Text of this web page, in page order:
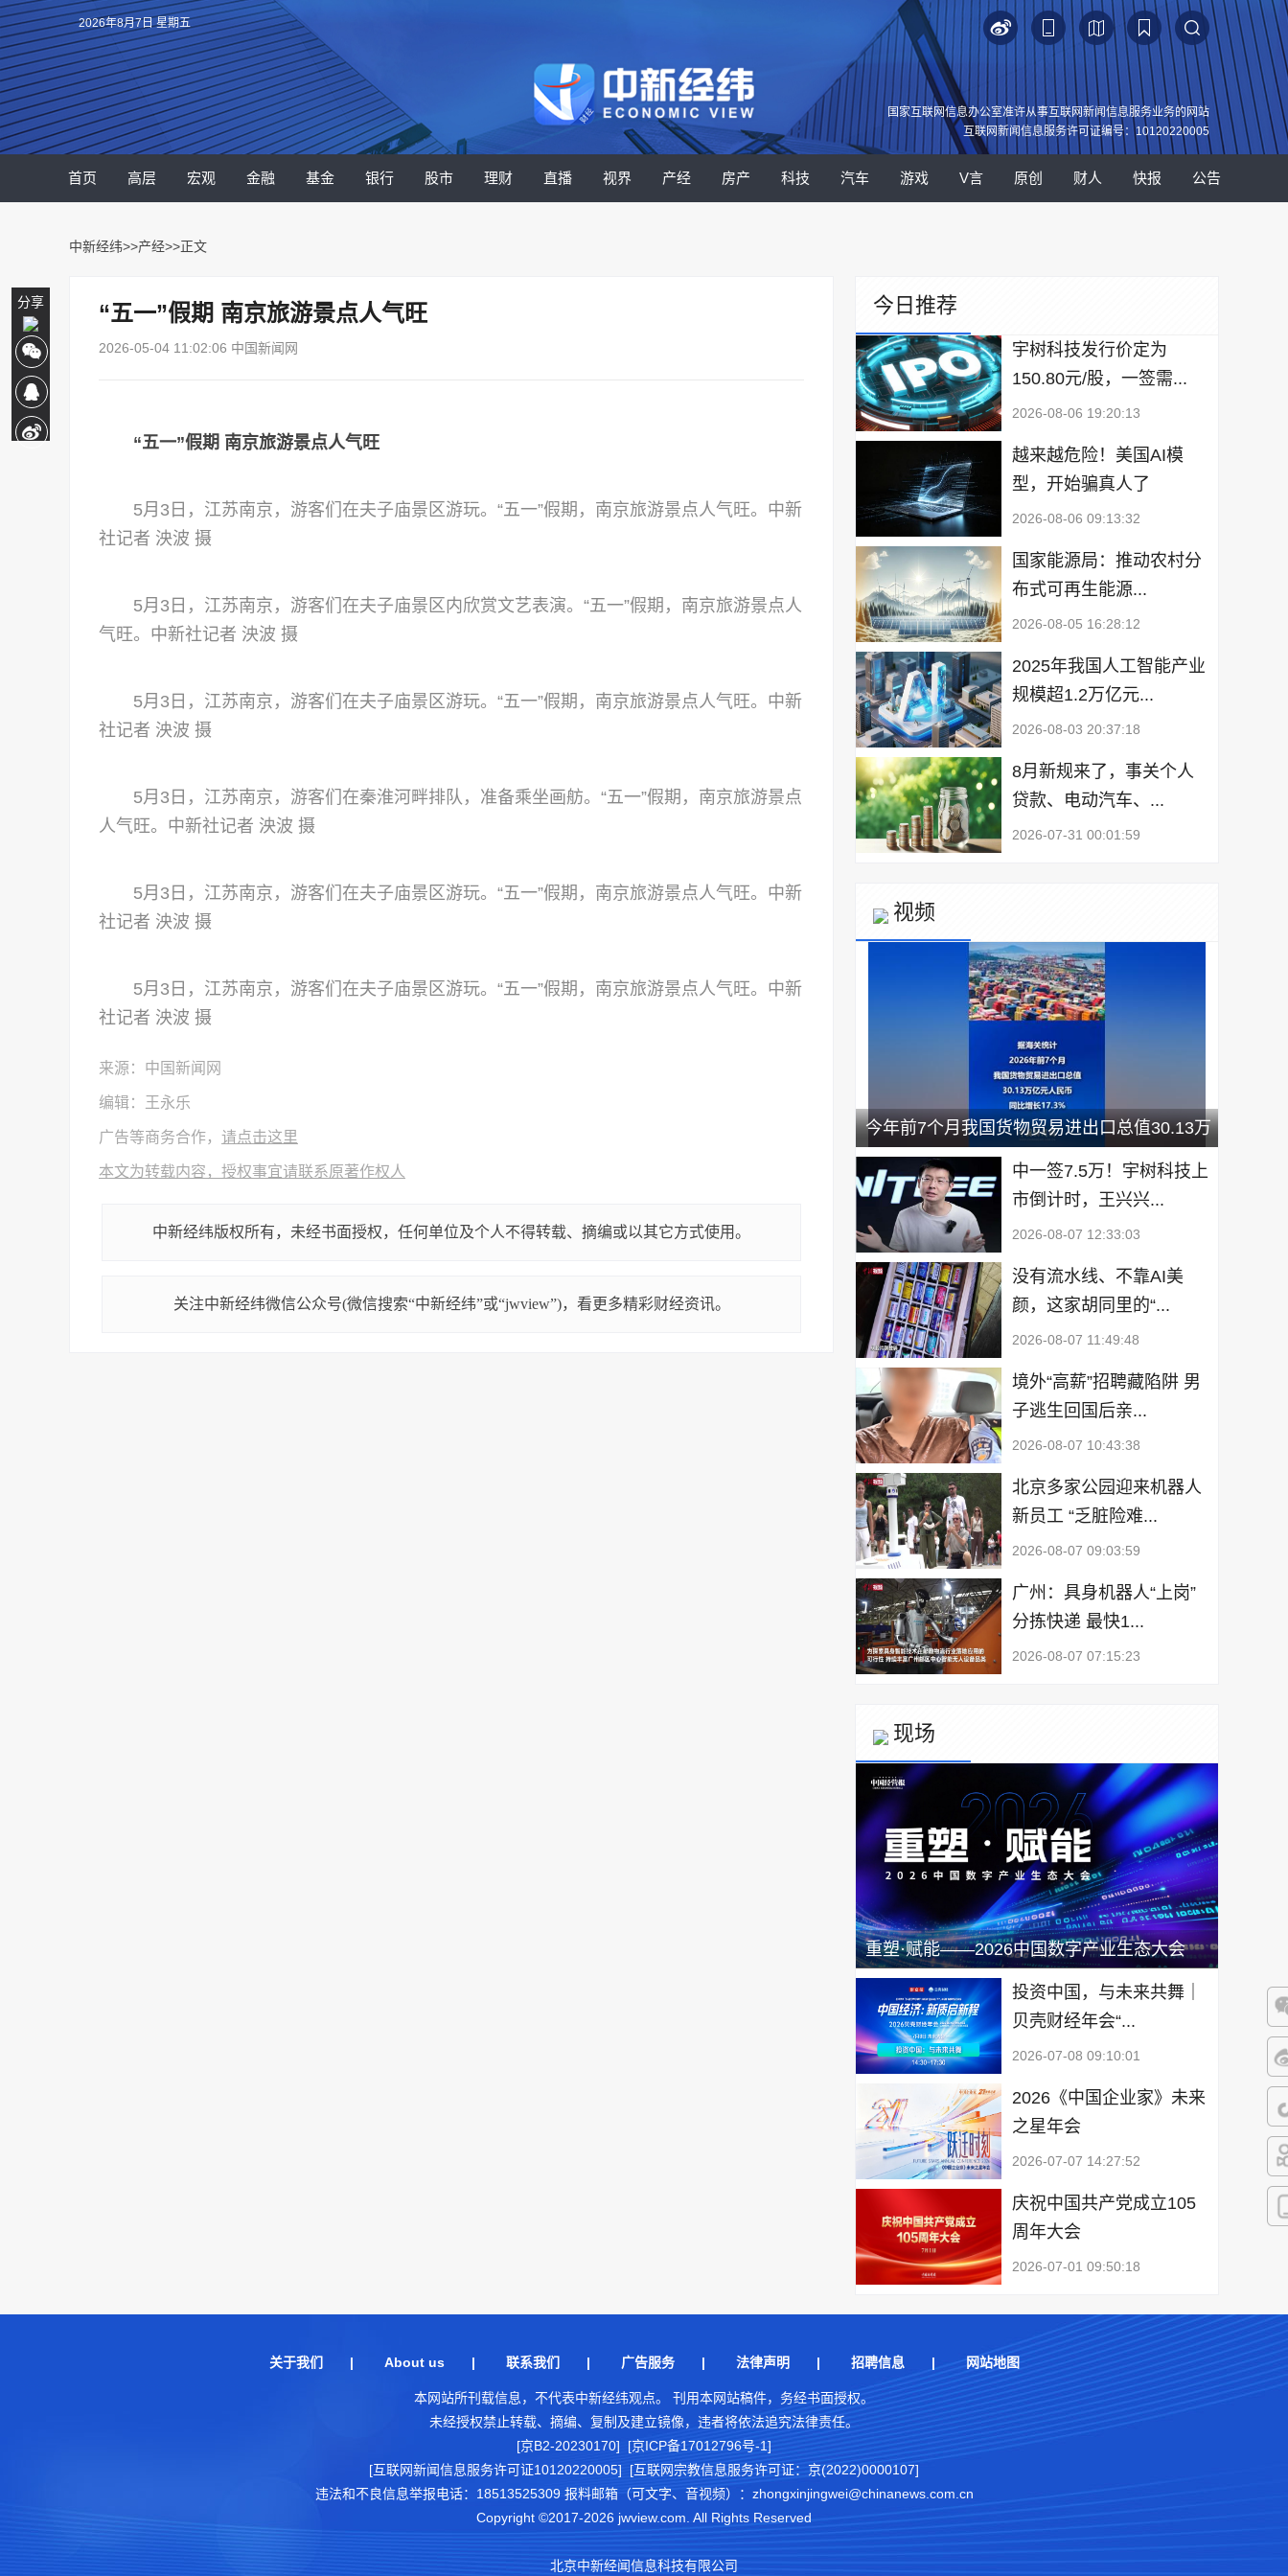
微
微
抖
快
分享
2026年8月7日 星期五
国家互联网信息办公室准许从事互联网新闻信息服务业务的网站
互联网新闻信息服务许可证编号：10120220005
首页 高层 宏观 金融 基金 银行 股市 理财 直播 视界 产经 房产 科技 汽车 游戏 V言 原创 财人 快报 公告
中新经纬>>产经>>正文
“五一”假期 南京旅游景点人气旺
2026-05-04 11:02:06 中国新闻网
“五一”假期 南京旅游景点人气旺
5月3日，江苏南京，游客们在夫子庙景区游玩。“五一”假期，南京旅游景点人气旺。中新
社记者 泱波 摄
5月3日，江苏南京，游客们在夫子庙景区内欣赏文艺表演。“五一”假期，南京旅游景点人
气旺。中新社记者 泱波 摄
5月3日，江苏南京，游客们在夫子庙景区游玩。“五一”假期，南京旅游景点人气旺。中新
社记者 泱波 摄
5月3日，江苏南京，游客们在秦淮河畔排队，准备乘坐画舫。“五一”假期，南京旅游景点
人气旺。中新社记者 泱波 摄
5月3日，江苏南京，游客们在夫子庙景区游玩。“五一”假期，南京旅游景点人气旺。中新
社记者 泱波 摄
5月3日，江苏南京，游客们在夫子庙景区游玩。“五一”假期，南京旅游景点人气旺。中新
社记者 泱波 摄
来源：中国新闻网
编辑：王永乐
广告等商务合作， 请点击这里
本文为转载内容，授权事宜请联系原著作权人
中新经纬版权所有，未经书面授权，任何单位及个人不得转载、摘编或以其它方式使用。
关注中新经纬微信公众号(微信搜索“中新经纬”或“jwview”)，看更多精彩财经资讯。
今日推荐
宇树科技发行价定为
150.80元/股，一签需...
2026-08-06 19:20:13
越来越危险！美国AI模
型，开始骗真人了
2026-08-06 09:13:32
国家能源局：推动农村分
布式可再生能源...
2026-08-05 16:28:12
2025年我国人工智能产业
规模超1.2万亿元...
2026-08-03 20:37:18
8月新规来了，事关个人
贷款、电动汽车、...
2026-07-31 00:01:59
视频
今年前7个月我国货物贸易进出口总值30.13万
亿元
中一签7.5万！宇树科技上
市倒计时，王兴兴...
2026-08-07 12:33:03
没有流水线、不靠AI美
颜，这家胡同里的“...
2026-08-07 11:49:48
境外“高薪”招聘藏陷阱 男
子逃生回国后亲...
2026-08-07 10:43:38
北京多家公园迎来机器人
新员工 “乏脏险难...
2026-08-07 09:03:59
广州：具身机器人“上岗”
分拣快递 最快1...
2026-08-07 07:15:23
现场
重塑·赋能——2026中国数字产业生态大会
投资中国，与未来共舞｜
贝壳财经年会“...
2026-07-08 09:10:01
2026《中国企业家》未来
之星年会
2026-07-07 14:27:52
庆祝中国共产党成立105
周年大会
2026-07-01 09:50:18
关于我们 | About us| 联系我们 | 广告服务| 法律声明 | 招聘信息 | 网站地图
本网站所刊载信息，不代表中新经纬观点。 刊用本网站稿件，务经书面授权。
未经授权禁止转载、摘编、复制及建立镜像，违者将依法追究法律责任。
[京B2-20230170] [京ICP备17012796号-1]
[互联网新闻信息服务许可证10120220005]
[互联网宗教信息服务许可证：京(2022)0000107]
违法和不良信息举报电话：18513525309 报料邮箱（可文字、音视频）：zhongxinjingwei@chinanews.com.cn
Copyright ©2017-2026 jwview.com. All Rights Reserved
北京中新经闻信息科技有限公司